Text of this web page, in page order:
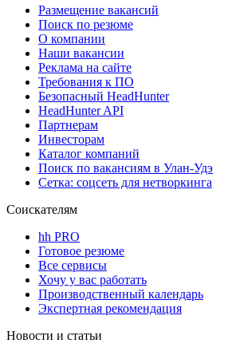
Размещение вакансий
Поиск по резюме
О компании
Наши вакансии
Реклама на сайте
Требования к ПО
Безопасный HeadHunter
HeadHunter API
Партнерам
Инвесторам
Каталог компаний
Поиск по вакансиям в Улан-Удэ
Сетка: соцсеть для нетворкинга
Соискателям
hh PRO
Готовое резюме
Все сервисы
Хочу у вас работать
Производственный календарь
Экспертная рекомендация
Новости и статьи